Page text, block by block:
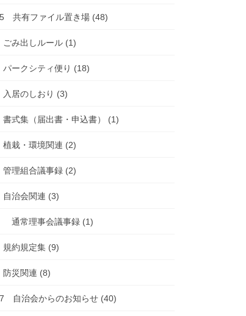
共有ファイル置き場 (48)
ごみ出しルール (1)
パークシティ便り (18)
入居のしおり (3)
書式集（届出書・申込書） (1)
植栽・環境関連 (2)
管理組合議事録 (2)
自治会関連 (3)
通常理事会議事録 (1)
規約規定集 (9)
防災関連 (8)
自治会からのお知らせ (40)